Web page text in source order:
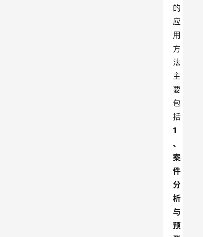
的
应
用
方
法
主
要
包
括
1
、
案
件
分
析
与
预